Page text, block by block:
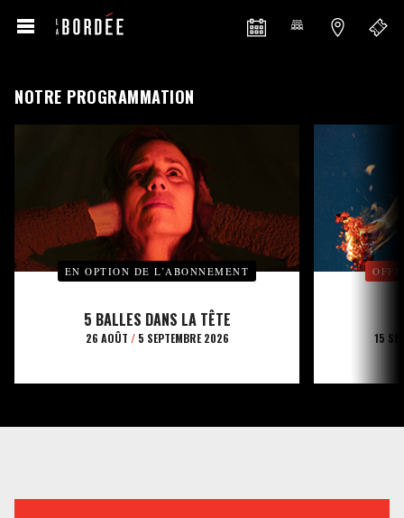
NOTRE PROGRAMMATION
EN OPTION DE L’ABONNEMENT
5 BALLES DANS LA TÊTE
26 AOÛT /5 SEPTEMBRE 2026 15